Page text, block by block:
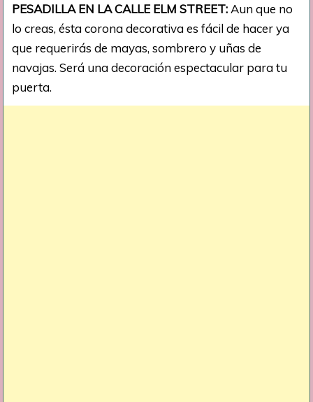
PESADILLA EN LA CALLE ELM STREET: Aun que no
lo creas, ésta corona decorativa es fácil de hacer ya
que requerirás de mayas, sombrero y uñas de
navajas. Será una decoración espectacular para tu
puerta.